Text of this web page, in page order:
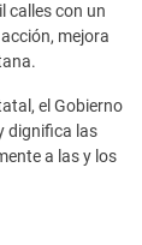
calles con un
mejora
el Gobierno
dignifica las
a las y los